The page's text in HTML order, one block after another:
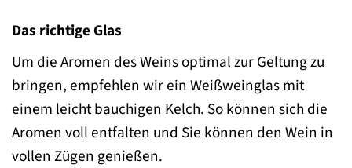
Das richtige Glas
Um die Aromen des Weins optimal zur Geltung zu
bringen, empfehlen wir ein Weißweinglas mit
einem leicht bauchigen Kelch. So können sich die
Aromen voll entfalten und Sie können den Wein in
vollen Zügen genießen.